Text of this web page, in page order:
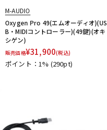
M-AUDIO
Oxygen Pro 49(エムオーディオ)(US
B・MIDIコントローラー)(49鍵)(オキ
シゲン)
販売価格¥31,900(税込)
ポイント：1% (290pt)